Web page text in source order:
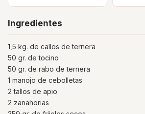
Ingredientes
1,5 kg. de callos de ternera
50 gr. de tocino
50 gr. de rabo de ternera
1 manojo de cebolletas
2 tallos de apio
2 zanahorias